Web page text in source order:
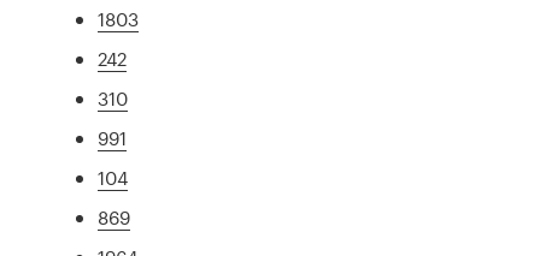
1803
242
310
991
104
869